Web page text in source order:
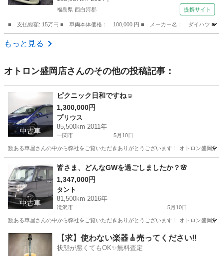
福島県 西白河郡 提携サイト
■ 支払総額: 15万円 ■ 車両本体価格： 100,000 円 ■ メーカー名： ダイハツ
福島 西白河郡
もっと見る
オトロン盛岡店さんのその他の投稿記事：
中古車
ピクニック日和ですね☺️
1,300,000円
プリウス
85,500km 2011年
一関市 5月10日
数ある車屋さんの中から弊社をご覧いただきありがとうございます！ オトロン盛岡店
プリウス オトロン
中古車
皆さま、どんなGWを過ごしましたか？🌸
1,347,000円
タント
81,500km 2016年
滝沢市 5月10日
数ある車屋さんの中から弊社をご覧いただきありがとうございます！ オトロン盛岡店
岩手 滝沢市 タント オトロン
【求】使わない楽器🎸売ってください‼️
状態が悪くてもOK✨無料査定